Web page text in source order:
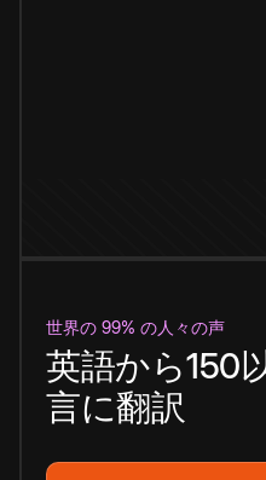
世界の 99% の人々の声
英語から150
言に翻訳